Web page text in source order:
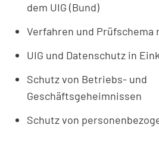
dem UIG (Bund)
Verfahren und Prüfschema
UIG und Datenschutz in
Schutz von Betriebs- und
Geschäftsgeheimnissen
Schutz von